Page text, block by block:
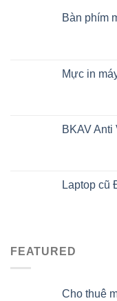
Bàn phím
Mực in
BKAV
Laptop cũ
FEATURED
Cho thuê